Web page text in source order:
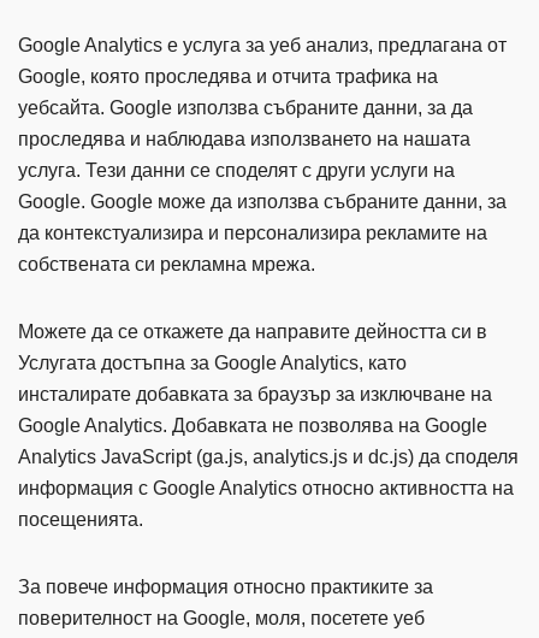
Google Analytics е услуга за уеб анализ, предлагана от
Google, която проследява и отчита трафика на
уебсайта. Google използва събраните данни, за да
проследява и наблюдава използването на нашата
услуга. Тези данни се споделят с други услуги на
Google. Google може да използва събраните данни, за
да контекстуализира и персонализира рекламите на
собствената си рекламна мрежа.
Можете да се откажете да направите дейността си в
Услугата достъпна за Google Analytics, като
инсталирате добавката за браузър за изключване на
Google Analytics. Добавката не позволява на Google
Analytics JavaScript (ga.js, analytics.js и dc.js) да споделя
информация с Google Analytics относно активността на
посещенията.
За повече информация относно практиките за
поверителност на Google, моля, посетете уеб